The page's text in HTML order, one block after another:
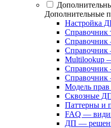
Дополнительные
Настройка
Справочник
Multilookup
Справочник
Модель
Сквозные
Паттерны и
FAQ —
ДП —